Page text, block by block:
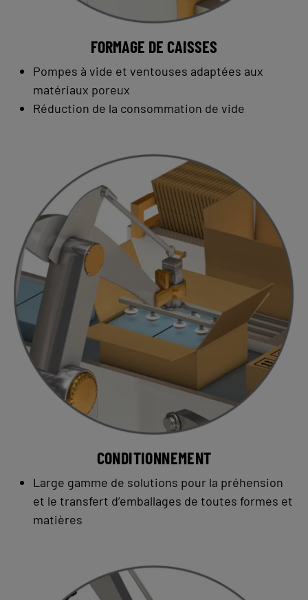
FORMAGE DE CAISSES
Pompes à vide et ventouses adaptées aux
matériaux poreux
Réduction de la consommation de vide
CONDITIONNEMENT
Large gamme de solutions pour la préhension
et le transfert d’emballages de toutes formes et
matières